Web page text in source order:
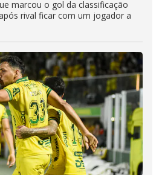
marcou o gol da classificação
rival ficar com um jogador a